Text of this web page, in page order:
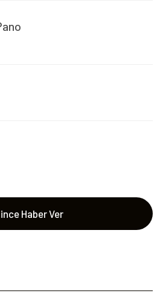
Haber Ver